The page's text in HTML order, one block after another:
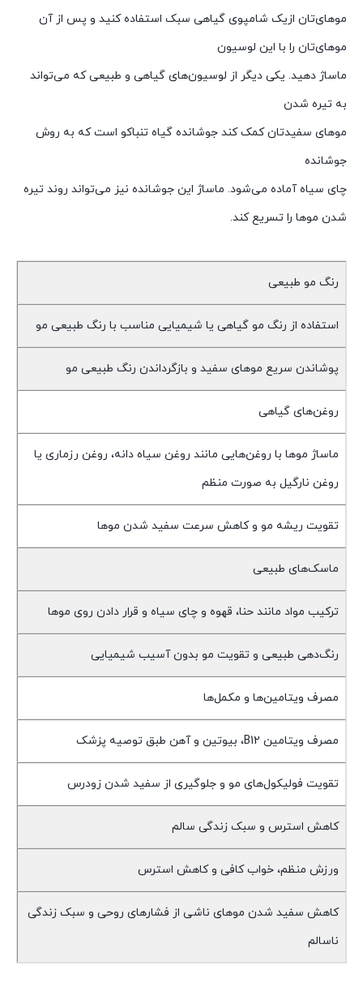
موهای‌تان ازیک شامپوی گیاهی سبک استفاده کنید و پس از آن
موهای‌تان را با این لوسیون
ماساژ دهید. یکی دیگر از لوسیون‌های گیاهی و طبیعی که می‌تواند
به تیره‌ شدن
موهای سفیدتان کمک کند جوشانده گیاه تنباکو است که به روش
جوشانده
چای سیاه آماده می‌شود. ماساژ این جوشانده نیز می‌تواند روند تیره
شدن موها را تسریع کند.
رنگ مو طبیعی
استفاده از رنگ مو گیاهی یا شیمیایی مناسب با رنگ طبیعی مو
پوشاندن سریع موهای سفید و بازگرداندن رنگ طبیعی مو
روغن‌های گیاهی
ماساژ موها با روغن‌هایی مانند روغن سیاه دانه، روغن رزماری یا
روغن نارگیل به صورت منظم
تقویت ریشه مو و کاهش سرعت سفید شدن موها
ماسک‌های طبیعی
ترکیب مواد مانند حنا، قهوه و چای سیاه و قرار دادن روی موها
رنگ‌دهی طبیعی و تقویت مو بدون آسیب شیمیایی
مصرف ویتامین‌ها و مکمل‌ها
مصرف ویتامین B12، بیوتین و آهن طبق توصیه پزشک
تقویت فولیکول‌های مو و جلوگیری از سفید شدن زودرس
کاهش استرس و سبک زندگی سالم
ورزش منظم، خواب کافی و کاهش استرس
کاهش سفید شدن موهای ناشی از فشارهای روحی و سبک زندگی
ناسالم